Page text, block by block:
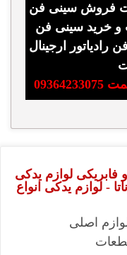
فروش سینی فن
و خرید سینی فن
رادیاتور ارجینال
لوازم یدکی
- لوازم یدکی انواع
اصلی